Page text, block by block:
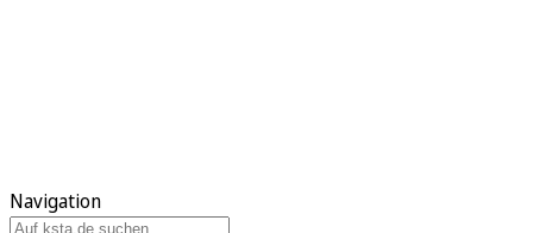
Navigation